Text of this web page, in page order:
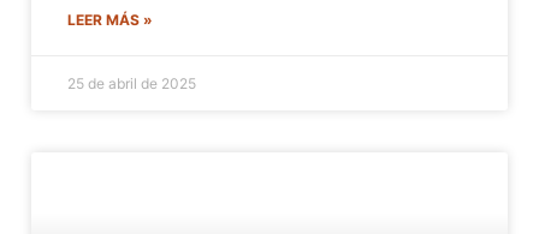
LEER MÁS »
25 de abril de 2025